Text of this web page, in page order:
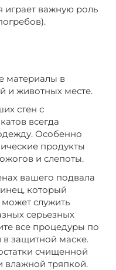
играет важную роль
материалы в
и животных месте.
стен с
всегда
Особенно
продукты
и слепоты.
вашего подвала
который
служить
серьезных
все процедуры по
в защитной маске.
счищенной
влажной тряпкой.